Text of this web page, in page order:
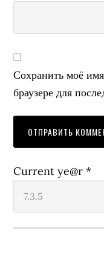
Сохранить моё
браузере для
Current ye@r*